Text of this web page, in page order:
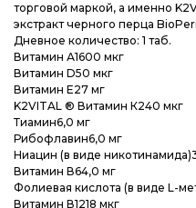
торговой маркой, а именно
экстракт черного перца
Дневное количество: 1 таб.
Витамин А1600 мкг
Витамин D50 мкг
Витамин Е27 мг
K2VITAL ® Витамин К240 мкг
Тиамин6,0 мг
Рибофлавин6,0 мг
Ниацин (в виде
Витамин В64,0 мг
Фолиевая кислота (в виде L-
Витамин В1218 мкг